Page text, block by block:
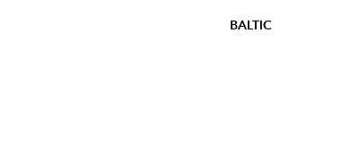
BALTIC